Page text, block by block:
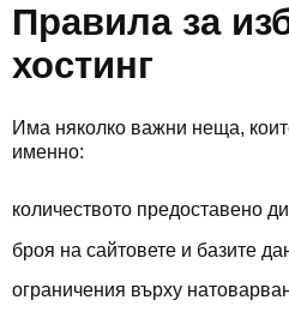
Правила за
хостинг
Има няколко важни неща,
именно:
количеството предоставено
броя на сайтовете и базите
ограничения върху